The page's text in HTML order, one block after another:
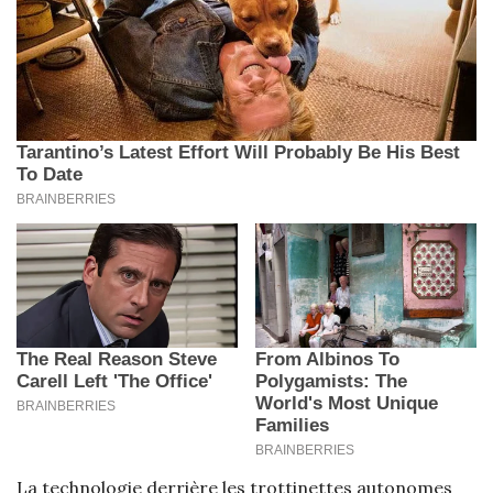
La technologie derrière les trottinettes autonomes